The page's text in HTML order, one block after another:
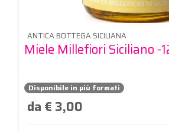
ANTICA BOTTEGA SICILIANA
Miele Millefiori Siciliano -
Disponibile in più formati
da € 3,00